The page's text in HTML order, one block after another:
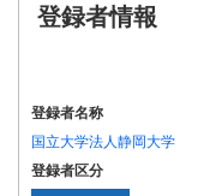
登録者情報
登録者名称
国立大学法人静岡大学
登録者区分